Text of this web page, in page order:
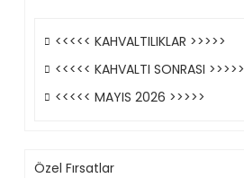
<<<<< KAHVALTILIKLAR >>>>>
<<<<< KAHVALTI SONRASI >>>>>
<<<<< MAYIS 2026 >>>>>
Özel Fırsatlar